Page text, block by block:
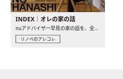
INDEX｜オレの家の話
nuアドバイザー早見の家の話を、全4話でお届け。リノベーションを..
リノベのアレコレ